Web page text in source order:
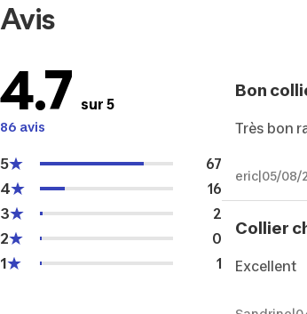
Avis
4.7 sur 5
86 avis
5 67
4 16
3 2
2 0
1 1
Bon
Très bon
eric 05/08/
Collier
Excellent